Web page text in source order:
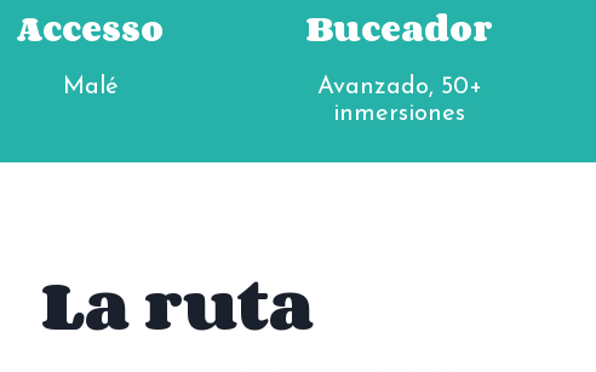
Accesso
Malé
Buceador
Avanzado, 50+
inmersiones
La ruta